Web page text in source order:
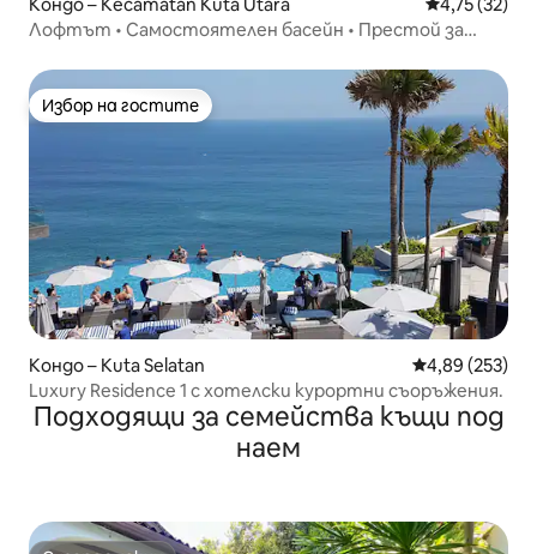
Кондо – Kecamatan Kuta Utara Средна
4,75 (32)
Лофтът • Самостоятелен басейн • Престой за
Избор на гостите
Избор на гостите
Кондо – Kuta Selatan Средна
4,89 (253)
Luxury Residence 1 с хотелски курортни съоръжения.
Подходящи за семейства къщи под
наем